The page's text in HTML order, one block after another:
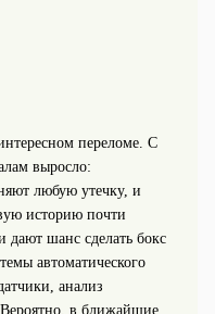
переломе. С
выросло:
любую утечку, и
историю почти
шанс сделать бокс
автоматического
анализ
в ближайшие